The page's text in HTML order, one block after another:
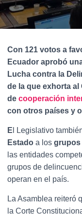
Con 121 votos a
Ecuador aprobó
Lucha contra la
de la que exhorta
de cooperación
con otros países y
E l Legislativo
Estado a los grupos
las entidades
grupos de
operan en el país.
La Asamblea reiteró
la Corte